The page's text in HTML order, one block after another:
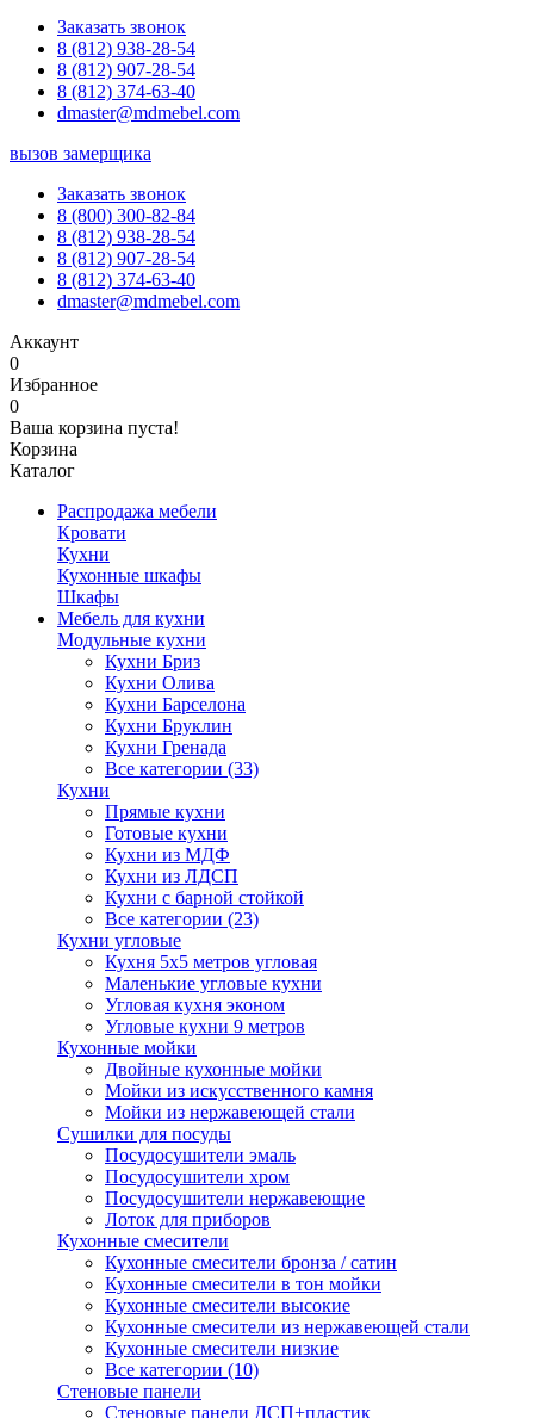
Заказать звонок
8 (812) 938-28-54
8 (812) 907-28-54
8 (812) 374-63-40
dmaster@mdmebel.com
вызов замерщика
Заказать звонок
8 (800) 300-82-84
8 (812) 938-28-54
8 (812) 907-28-54
8 (812) 374-63-40
dmaster@mdmebel.com
Аккаунт
0
Избранное
0
Ваша корзина пуста!
Корзина
Каталог
Распродажа мебели
Кровати
Кухни
Кухонные шкафы
Шкафы
Мебель для кухни
Модульные кухни
Кухни Бриз
Кухни Олива
Кухни Барселона
Кухни Бруклин
Кухни Гренада
Все категории (33)
Кухни
Прямые кухни
Готовые кухни
Кухни из МДФ
Кухни из ЛДСП
Кухни с барной стойкой
Все категории (23)
Кухни угловые
Кухня 5х5 метров угловая
Маленькие угловые кухни
Угловая кухня эконом
Угловые кухни 9 метров
Кухонные мойки
Двойные кухонные мойки
Мойки из искусственного камня
Мойки из нержавеющей стали
Сушилки для посуды
Посудосушители эмаль
Посудосушители хром
Посудосушители нержавеющие
Лоток для приборов
Кухонные смесители
Кухонные смесители бронза / сатин
Кухонные смесители в тон мойки
Кухонные смесители высокие
Кухонные смесители из нержавеющей стали
Кухонные смесители низкие
Все категории (10)
Стеновые панели
Стеновые панели ДСП+пластик